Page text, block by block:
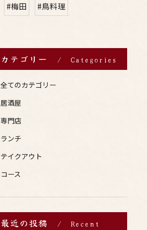
#梅田 #鳥料理
カテゴリー Categories
全てのカテゴリー
居酒屋
専門店
ランチ
テイクアウト
コース
最近の投稿
Recent